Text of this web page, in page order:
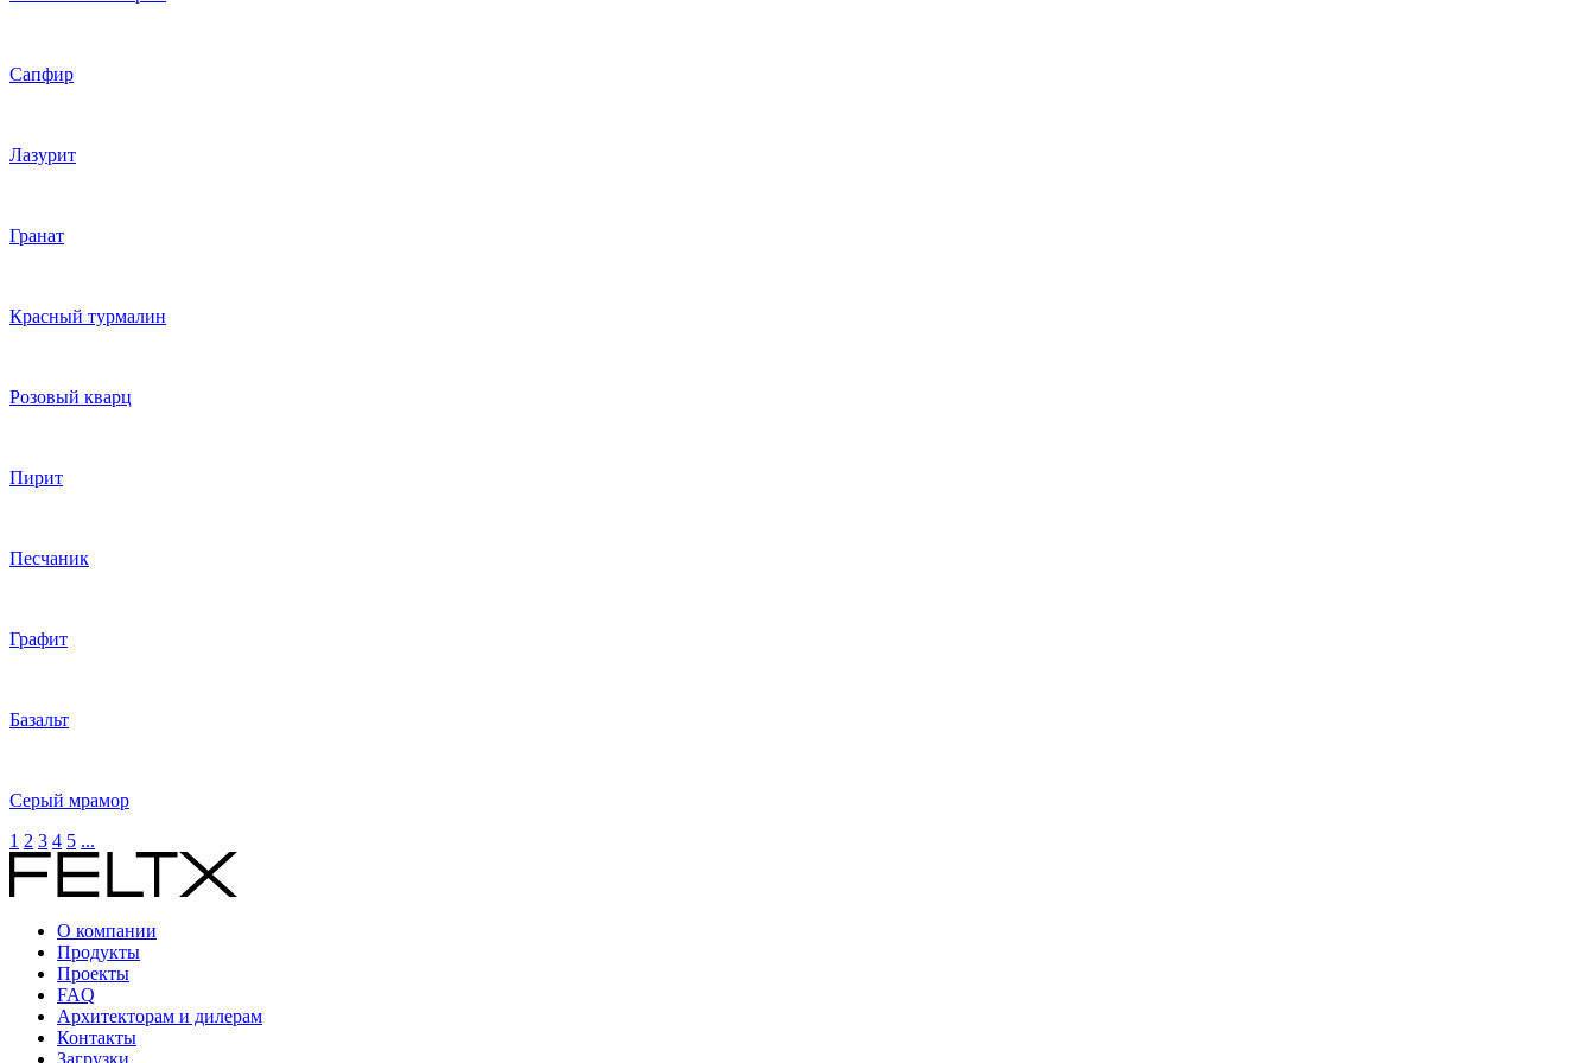
Сапфир
Лазурит
Гранат
Красный турмалин
Розовый кварц
Пирит
Песчаник
Графит
Базальт
Серый мрамор
1 2 3 4 5 ...
О компании
Продукты
Проекты
FAQ
Архитекторам и дилерам
Контакты
Загрузки